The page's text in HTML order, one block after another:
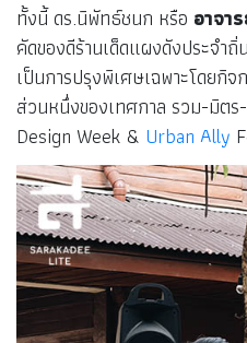
ทั้งนี้ ดร.นิพัทธ์ชนก หรือ อาจา
คัดของดีร้านเด็ดแผงดังประจำ
เป็นการปรุงพิเศษเฉพาะโดยกิ
ส่วนหนึ่งของเทศกาล รวม-มิตร
Design Week & Urban Ally